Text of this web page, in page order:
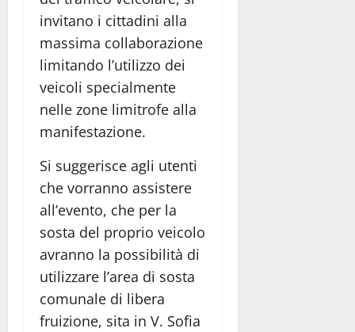
invitano i cittadini alla
massima collaborazione
limitando l’utilizzo dei
veicoli specialmente
nelle zone limitrofe alla
manifestazione.
Si suggerisce agli utenti
che vorranno assistere
all’evento, che per la
sosta del proprio veicolo
avranno la possibilità di
utilizzare l’area di sosta
comunale di libera
fruizione, sita in V. Sofia